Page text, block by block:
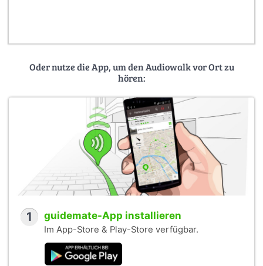
Oder nutze die App, um den Audiowalk vor Ort zu
hören:
1 guidemate-App installieren
Im App-Store & Play-Store verfügbar.